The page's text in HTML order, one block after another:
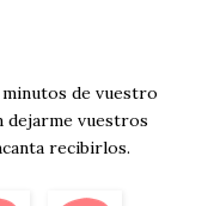
de vuestro
dejarme vuestros
recibirlos.